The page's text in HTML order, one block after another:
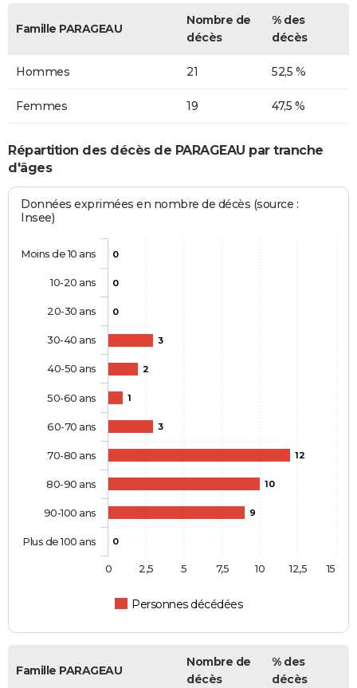
Famille PARAGEAU
Nombre de
décès
% des
décès
Hommes 21 52,5 %
Femmes 19 47,5 %
Répartition des décès de PARAGEAU par tranche
d'âges
Données exprimées en nombre de décès (source :
Insee)
0
0
0
3
2
1
3
12
10
9
0
Personnes décédées
Moins de 10 ans
10-20 ans
20-30 ans
30-40 ans
40-50 ans
50-60 ans
60-70 ans
70-80 ans
80-90 ans
90-100 ans
Plus de 100 ans
0 2,5 5 7,5 10 12,5 15
Famille PARAGEAU
Nombre de
décès
% des
décès